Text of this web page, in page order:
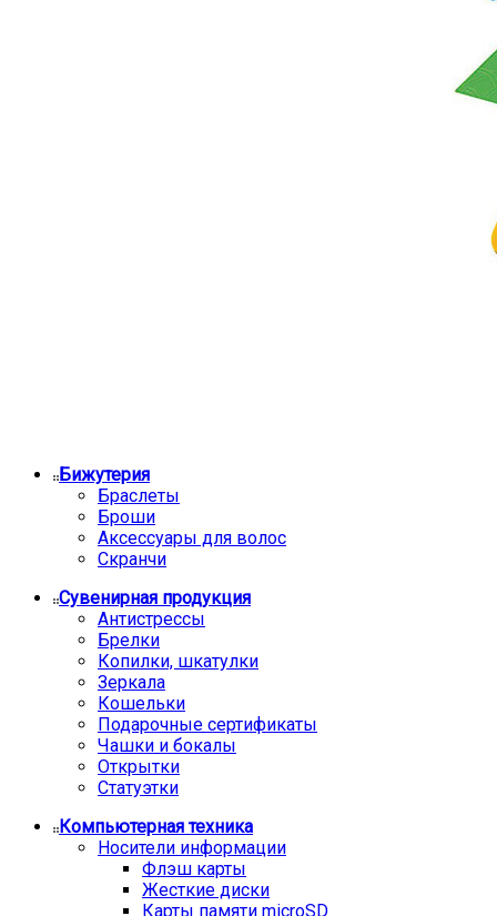
Бижутерия
Браслеты
Броши
Аксессуары для волос
Скранчи
Сувенирная продукция
Антистрессы
Брелки
Копилки, шкатулки
Зеркала
Кошельки
Подарочные сертификаты
Чашки и бокалы
Открытки
Статуэтки
Компьютерная техника
Носители информации
Флэш карты
Жесткие диски
Карты памяти microSD